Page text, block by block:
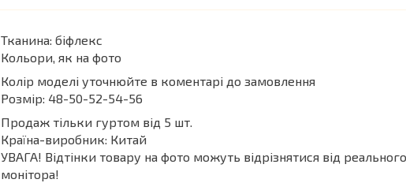
Тканина: біфлекс
Кольори, як на фото
Колір моделі уточнюйте в коментарі до замовлення
Розмір: 48-50-52-54-56
Продаж тільки гуртом від 5 шт.
Країна-виробник: Китай
УВАГА! Відтінки товару на фото можуть відрізнятися від
монітора!